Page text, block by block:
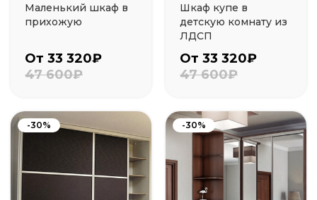
Маленький шкаф в
прихожую
От 33 320₽
47 600₽
Шкаф купе в
детскую комнату из
ЛДСП
От 33 320₽
47 600₽
-30% -30%